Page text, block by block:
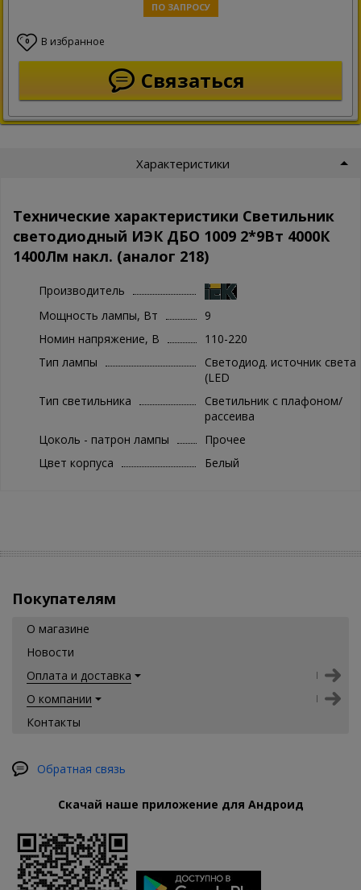
ПО ЗАПРОСУ
0 В избранное
Связаться
Характеристики
Технические характеристики Светильник
светодиодный ИЭК ДБО 1009 2*9Вт 4000К
1400Лм накл. (аналог 218)
Производитель
Мощность лампы, Вт
9
Номин напряжение, В
110-220
Тип лампы
Светодиод. источник света
(LED
Тип светильника
Светильник с плафоном/
рассеива
Цоколь - патрон лампы
Прочее
Цвет корпуса
Белый
Покупателям
О магазине
Новости
Оплата и доставка
О компании
Контакты
Обратная связь
Скачай наше приложение для Андроид